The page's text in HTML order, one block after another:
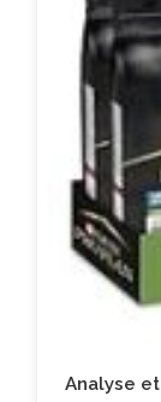
Analyse